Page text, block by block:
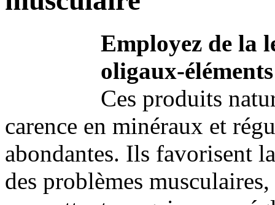
Employez de la
oligaux-
Ces produits
carence en minéraux et
abondantes. Ils favorisent
des problèmes